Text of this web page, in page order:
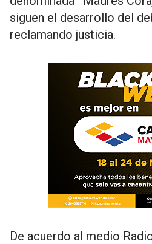
siguen el desarrollo del
reclamando justicia.
De acuerdo al medio